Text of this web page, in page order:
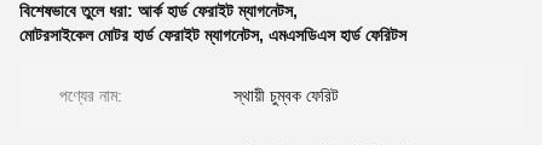
বিশেষভাবে তুলে ধরা: আর্ক হার্ড ফেরাইট ম্যাগনেটস,
মোটরসাইকেল মোটর হার্ড ফেরাইট ম্যাগনেটস, এমএসডিএস হার্ড ফেরিটস
পণ্যের নাম: স্থায়ী চুম্বক ফেরিট